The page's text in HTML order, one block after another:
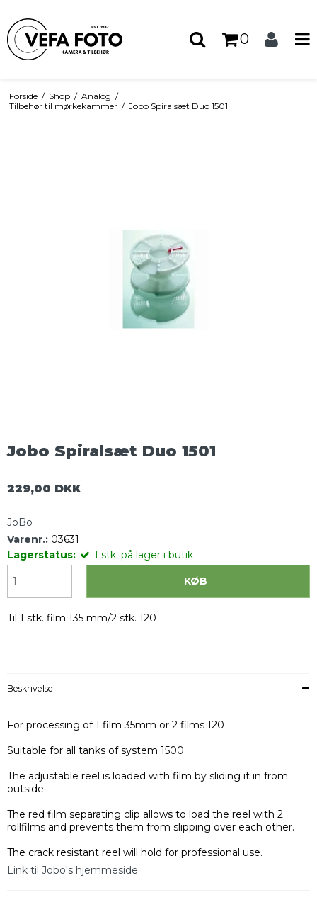
0
Forside / Shop / Analog /
Tilbehør til mørkekammer / Jobo Spiralsæt Duo 1501
Jobo Spiralsæt Duo 1501
229,00 DKK
JoBo
Varenr.: 03631
Lagerstatus:
1 stk. på lager i butik
KØB
Til 1 stk. film 135 mm/2 stk. 120
Beskrivelse
For processing of 1 film 35mm or 2 films 120
Suitable for all tanks of system 1500.
The adjustable reel is loaded with film by sliding it in from
outside.
The red film separating clip allows to load the reel with 2
rollfilms and prevents them from slipping over each other.
The crack resistant reel will hold for professional use.
Link til Jobo's hjemmeside